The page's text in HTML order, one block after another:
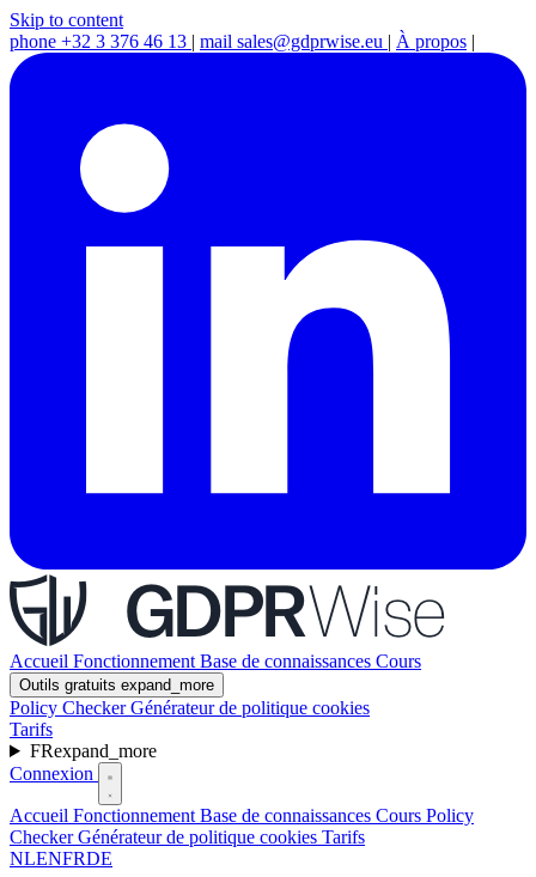
Skip to content
phone +32 3 376 46 13 | mail sales@gdprwise.eu | À propos |
Accueil Fonctionnement Base de connaissances Cours
Outils gratuits expand_more
Policy CheckerGénérateur de politique cookies
Tarifs
FRexpand_more
Connexion
Accueil Fonctionnement Base de connaissances Cours Policy
CheckerGénérateur de politique cookies Tarifs
NLENFRDE